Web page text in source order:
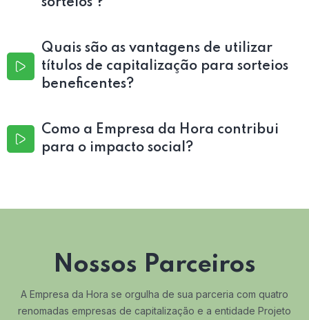
Quais são as vantagens de utilizar
títulos de capitalização para sorteios
beneficentes?
Como a Empresa da Hora contribui
para o impacto social?
Nossos Parceiros
A Empresa da Hora se orgulha de sua parceria com quatro
renomadas empresas de capitalização e a entidade Projeto